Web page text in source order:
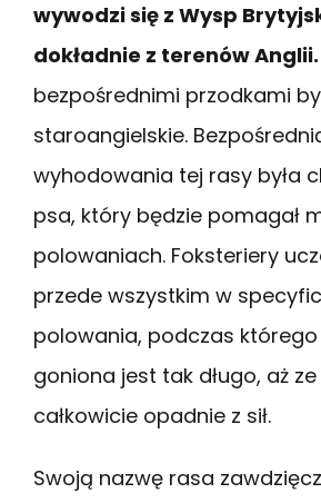
wywodzi się z Wysp
dokładnie z terenów Anglii.
bezpośrednimi przodkami
staroangielskie.
wyhodowania tej rasy była
psa, który będzie pomagał
polowaniach. Foksteriery
przede wszystkim w
polowania, podczas którego
goniona jest tak długo, aż
całkowicie opadnie z sił.
Swoją nazwę rasa